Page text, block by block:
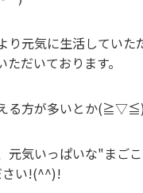
り元気に生活していた
だいております。
える方が多いとか
元気いっぱいな"まご
さい!(^^)!